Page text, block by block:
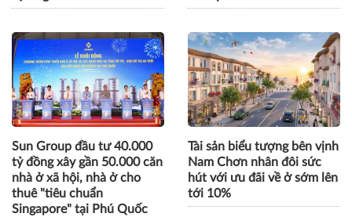
Sun Group đầu tư 40.000
tỷ đồng xây gần 50.000 căn
nhà ở xã hội, nhà ở cho
thuê "tiêu chuẩn
Singapore" tại Phú Quốc
Tài sản biểu tượng bên vịnh
Nam Chơn nhân đôi sức
hút với ưu đãi về ở sớm lên
tới 10%